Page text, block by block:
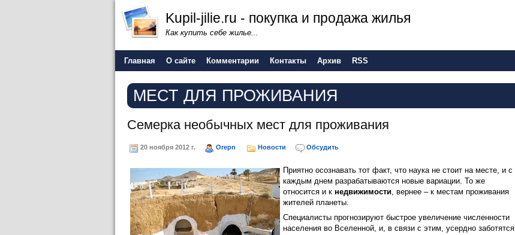
Kupil-jilie.ru - покупка и продажа жилья
Как купить себе жилье...
Главная О сайте Комментарии Контакты Архив RSS
МЕСТ ДЛЯ ПРОЖИВАНИЯ
Семерка необычных мест для проживания
20 ноября 2012 г. Orepn Новости Обсудить
Приятно осознавать тот факт, что наука не стоит на месте, и с
каждым днем разрабатываются новые вариации. То же
относится и к недвижимости, вернее – к местам проживания
жителей планеты.
Специалисты прогнозируют быстрое увеличение численности
населения во Вселенной, и, в связи с этим, усердно заботятся